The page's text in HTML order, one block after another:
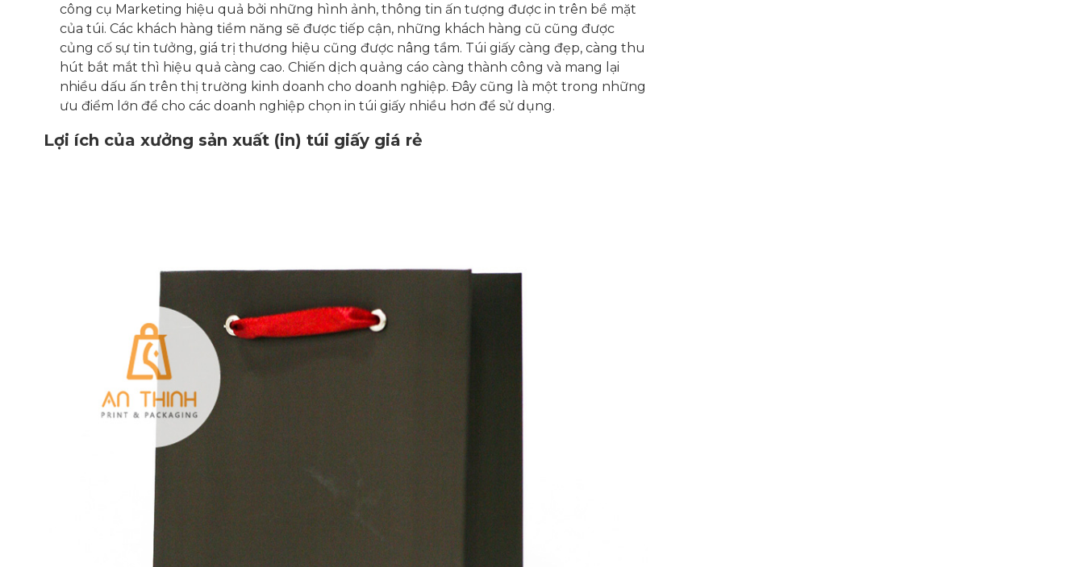
công cụ Marketing hiệu quả bởi những hình ảnh, thông tin ấn tượng được in trên bề mặt
của túi. Các khách hàng tiềm năng sẽ được tiếp cận, những khách hàng cũ cũng được
củng cố sự tin tưởng, giá trị thương hiệu cũng được nâng tầm. Túi giấy càng đẹp, càng thu
hút bắt mắt thì hiệu quả càng cao. Chiến dịch quảng cáo càng thành công và mang lại
nhiều dấu ấn trên thị trường kinh doanh cho doanh nghiệp. Đây cũng là một trong những
ưu điểm lớn để cho các doanh nghiệp chọn in túi giấy nhiều hơn để sử dụng.
Lợi ích của xưởng sản xuất (in) túi giấy giá rẻ